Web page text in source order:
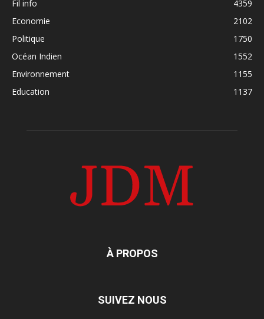
Fil info
4359
Economie
2102
Politique
1750
Océan Indien
1552
Environnement
1155
Education
1137
À PROPOS
SUIVEZ NOUS